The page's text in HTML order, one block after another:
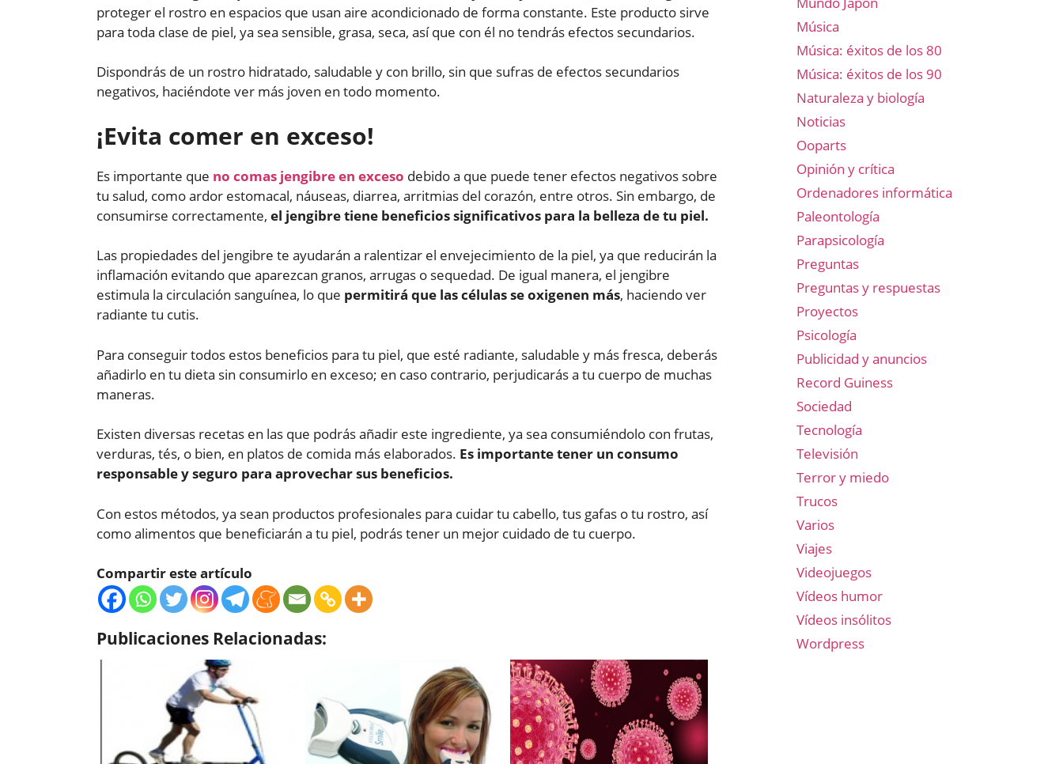
proteger el rostro en espacios que usan aire acondicionado de forma constante. Este producto sirve
para toda clase de piel, ya sea sensible, grasa, seca, así que con él no tendrás efectos secundarios.
Dispondrás de un rostro hidratado, saludable y con brillo, sin que sufras de efectos secundarios
negativos, haciéndote ver más joven en todo momento.
¡Evita comer en exceso!
Es importante que no comas jengibre en exceso debido a que puede tener efectos negativos sobre
tu salud, como ardor estomacal, náuseas, diarrea, arritmias del corazón, entre otros. Sin embargo, de
consumirse correctamente, el jengibre tiene beneficios significativos para la belleza de tu piel.
Las propiedades del jengibre te ayudarán a ralentizar el envejecimiento de la piel, ya que reducirán la
inflamación evitando que aparezcan granos, arrugas o sequedad. De igual manera, el jengibre
estimula la circulación sanguínea, lo que permitirá que las células se oxigenen más, haciendo ver
radiante tu cutis.
Para conseguir todos estos beneficios para tu piel, que esté radiante, saludable y más fresca, deberás
añadirlo en tu dieta sin consumirlo en exceso; en caso contrario, perjudicarás a tu cuerpo de muchas
maneras.
Existen diversas recetas en las que podrás añadir este ingrediente, ya sea consumiéndolo con frutas,
verduras, tés, o bien, en platos de comida más elaborados. Es importante tener un consumo
responsable y seguro para aprovechar sus beneficios.
Con estos métodos, ya sean productos profesionales para cuidar tu cabello, tus gafas o tu rostro, así
como alimentos que beneficiarán a tu piel, podrás tener un mejor cuidado de tu cuerpo.
Compartir este artículo
Publicaciones Relacionadas:
Música
Música: éxitos de los 80
Música: éxitos de los 90
Naturaleza y biología
Noticias
Ooparts
Opinión y crítica
Ordenadores informática
Paleontología
Parapsicología
Preguntas
Preguntas y respuestas
Proyectos
Psicología
Publicidad y anuncios
Record Guiness
Sociedad
Tecnología
Televisión
Terror y miedo
Trucos
Varios
Viajes
Videojuegos
Vídeos humor
Vídeos insólitos
Wordpress